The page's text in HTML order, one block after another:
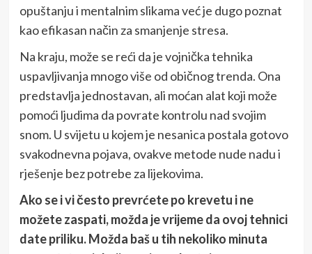
opuštanju i mentalnim slikama već je dugo poznat
kao efikasan način za smanjenje stresa.
Na kraju, može se reći da je vojnička tehnika
uspavljivanja mnogo više od običnog trenda. Ona
predstavlja jednostavan, ali moćan alat koji može
pomoći ljudima da povrate kontrolu nad svojim
snom. U svijetu u kojem je nesanica postala gotovo
svakodnevna pojava, ovakve metode nude nadu i
rješenje bez potrebe za lijekovima.
Ako se i vi često prevrćete po krevetu i ne
možete zaspati, možda je vrijeme da ovoj tehnici
date priliku. Možda baš u tih nekoliko minuta